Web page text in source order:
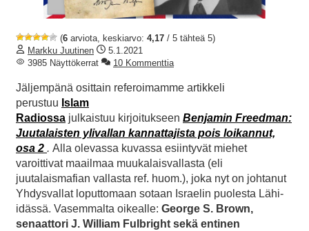
(6 arviota, keskiarvo: 4,17 / 5 tähteä 5)
Markku Juutinen
5.1.2021
3985 Näyttökerrat
10 Kommenttia
Jäljempänä osittain referoimamme artikkeli
perustuu Islam
Radiossa julkaistuu kirjoitukseen Benjamin Freedman:
Juutalaisten ylivallan kannattajista pois loikannut,
osa 2 . Alla olevassa kuvassa esiintyvät miehet
varoittivat maailmaa muukalaisvallasta (eli
juutalaismafian vallasta ref. huom.), joka nyt on johtanut
Yhdysvallat loputtomaan sotaan Israelin puolesta Lähi-
idässä. Vasemmalta oikealle: George S. Brown,
senaattori J. William Fulbright sekä entinen